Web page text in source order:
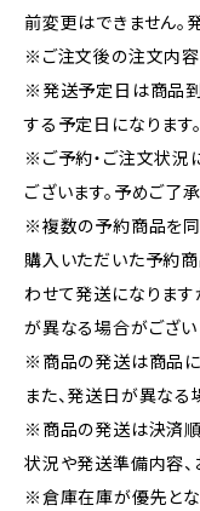
前変更はできません。
※ご注文後の注文内容
※発送予定日は商品到
する予定日になります。
※ご予約・ご注文状況
ございます。予めご了承
※複数の予約商品を同
購入いただいた予約
わせて発送になります
が異なる場合がござい
※商品の発送は商品に
また、発送日が異なる
※商品の発送は決済順
状況や発送準備内容、
※倉庫在庫が優先とな